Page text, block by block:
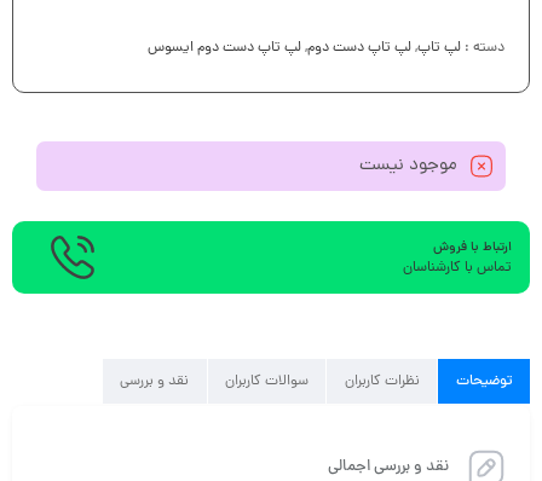
دسته : لپ تاپ,لپ تاپ دست دوم,لپ تاپ دست دوم ایسوس
موجود نیست
ارتباط با فروش
تماس با کارشناسان
توضیحات نظرات کاربران سوالات کاربران نقد و بررسی
نقد و بررسی اجمالی